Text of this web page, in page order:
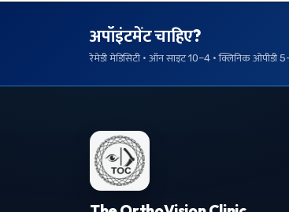
अपॉइंटमेंट चाहिए?
रेमेडी मेडिसिटी · ऑन साइट 10–4 · क्लिनिक ओपीडी